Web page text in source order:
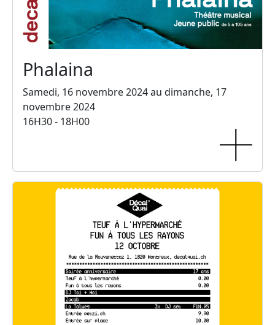
Phalaina
Samedi, 16 novembre 2024 au dimanche, 17
novembre 2024
16H30 - 18H00